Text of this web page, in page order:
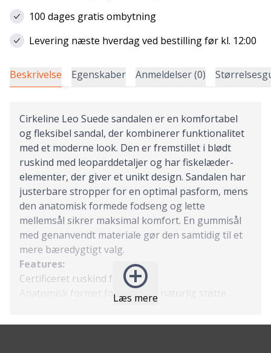
100 dages gratis ombytning
Levering næste hverdag ved bestilling før kl. 12:00
Beskrivelse Egenskaber Anmeldelser (0)
Læs mere
Cirkeline Leo Suede sandalen er en komfortabel
og fleksibel sandal, der kombinerer funktionalitet
med et moderne look. Den er fremstillet i blødt
ruskind med leoparddetaljer og har fiskelæder-
elementer, der giver et unikt design. Sandalen har
justerbare stropper for en optimal pasform, mens
den anatomisk formede fodseng og lette
mellemsål sikrer maksimal komfort. En gummisål
med genanvendt materiale gør den samtidig til et
mere bæredygtigt valg.
Features:
Certificeret ruskind fra LWG
Anatomisk formet fodseng for naturlig støtte
Natural Soft teknologi for blød gangoplevelse